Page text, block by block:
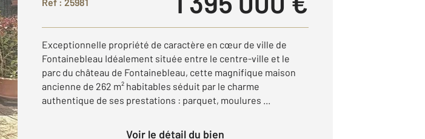
Exceptionnelle propriété de caractère en cœur de ville de
Fontainebleau Idéalement située entre le centre-ville et le
parc du château de Fontainebleau, cette magnifique maison
ancienne de 262 m² habitables séduit par le charme
authentique de ses prestations : parquet, moulures ...
Voir le détail du bien